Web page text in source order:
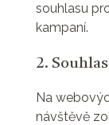
souhlasu
kampaní.
2.
Na
návštěvě